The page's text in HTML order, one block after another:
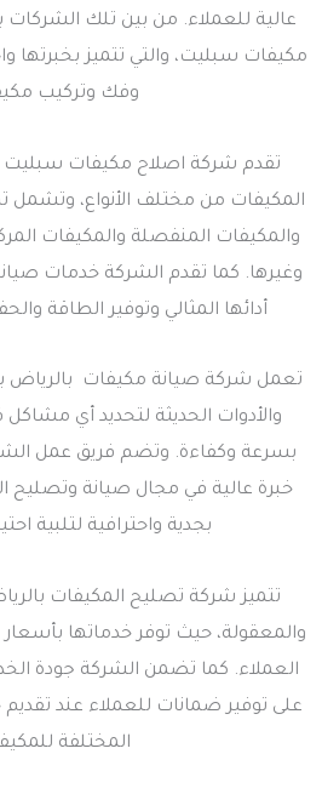
عالية للعملاء. من بين تلك
مكيفات سبليت، والتي تتميز بخبرتها
وفك وتركيب
تقدم شركة اصلاح مكيفات سبليت
المكيفات من مختلف الأنواع، وتشمل
والمكيفات المنفصلة والمكيفات
وغيرها. كما تقدم الشركة خدمات
أدائها المثالي وتوفير الطاقة
تعمل شركة صيانة مكيفات بالرياض
والأدوات الحديثة لتحديد أي
بسرعة وكفاءة. وتضم فريق عمل
خبرة عالية في مجال صيانة وتصليح
بجدية واحترافية لتلبية
تتميز شركة تصليح المكيفات
والمعقولة، حيث توفر خدماتها
العملاء. كما تضمن الشركة جودة
على توفير ضمانات للعملاء عند
المختلفة